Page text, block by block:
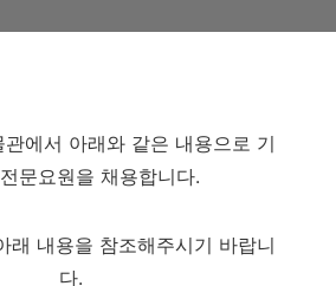
에서 아래와 같은 내용으로 기
문요원을 채용합니다.
래 내용을 참조해주시기 바랍니
다.